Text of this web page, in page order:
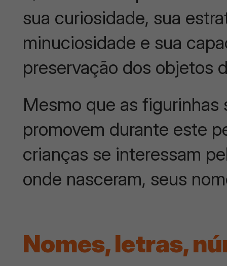
sua curiosidade, sua
minuciosidade e sua
preservação dos objetos
Mesmo que as figurinhas
promovem durante este
crianças se interessam
onde nasceram, seus
Nomes, letras,